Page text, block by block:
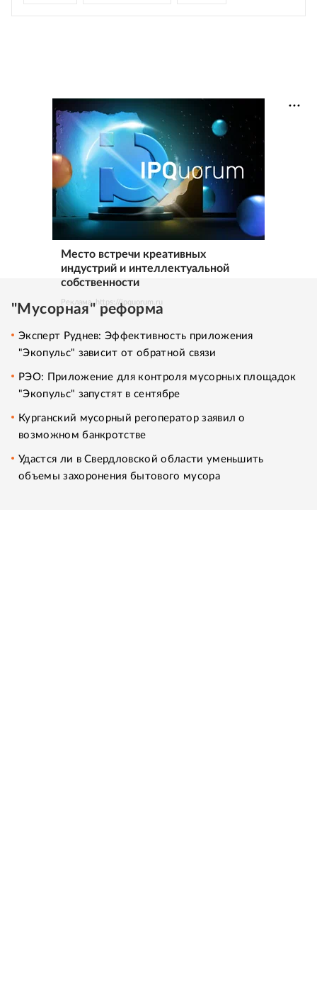
Место встречи креативных
индустрий и интеллектуальной
собственности
Реклама. https://ipquorum.ru
"Мусорная" реформа
Эксперт Руднев: Эффективность приложения
"Экопульс" зависит от обратной связи
РЭО: Приложение для контроля мусорных площадок
"Экопульс" запустят в сентябре
Курганский мусорный регоператор заявил о
возможном банкротстве
Удастся ли в Свердловской области уменьшить
объемы захоронения бытового мусора